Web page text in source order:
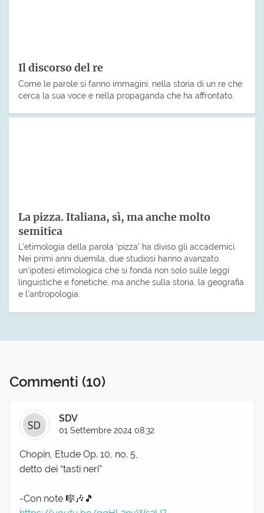
Il discorso del re
Come le parole si fanno immagini, nella storia di un re che
cerca la sua voce e nella propaganda che ha affrontato.
La pizza. Italiana, sì, ma anche molto
semitica
L’etimologia della parola ‘pizza’ ha diviso gli accademici.
Nei primi anni duemila, due studiosi hanno avanzato
un’ipotesi etimologica che si fonda non solo sulle leggi
linguistiche e fonetiche, ma anche sulla storia, la geografia
e l’antropologia.
Commenti (10)
SDV
01 Settembre 2024 08:32
Chopin, Etude Op. 10, no. 5,
detto dei “tasti neri”
-Con note 🎼🎶🎵